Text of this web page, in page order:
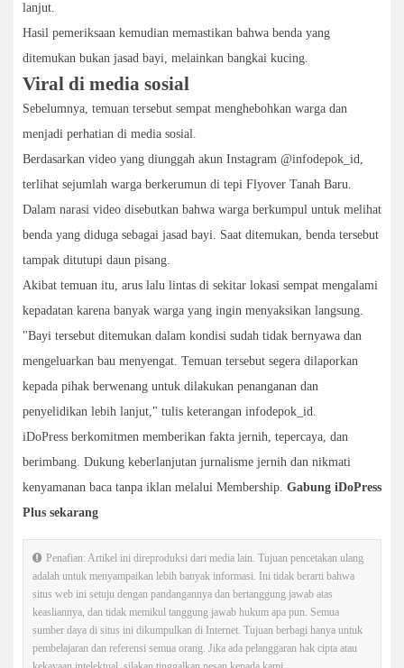
lanjut.
Hasil pemeriksaan kemudian memastikan bahwa benda yang
ditemukan bukan jasad bayi, melainkan bangkai kucing.
Viral di media sosial
Sebelumnya, temuan tersebut sempat menghebohkan warga dan
menjadi perhatian di media sosial.
Berdasarkan video yang diunggah akun Instagram @infodepok_id,
terlihat sejumlah warga berkerumun di tepi Flyover Tanah Baru.
Dalam narasi video disebutkan bahwa warga berkumpul untuk melihat
benda yang diduga sebagai jasad bayi. Saat ditemukan, benda tersebut
tampak ditutupi daun pisang.
Akibat temuan itu, arus lalu lintas di sekitar lokasi sempat mengalami
kepadatan karena banyak warga yang ingin menyaksikan langsung.
"Bayi tersebut ditemukan dalam kondisi sudah tidak bernyawa dan
mengeluarkan bau menyengat. Temuan tersebut segera dilaporkan
kepada pihak berwenang untuk dilakukan penanganan dan
penyelidikan lebih lanjut," tulis keterangan infodepok_id.
iDoPress berkomitmen memberikan fakta jernih, tepercaya, dan
berimbang. Dukung keberlanjutan jurnalisme jernih dan nikmati
kenyamanan baca tanpa iklan melalui Membership. Gabung iDoPress
Plus sekarang
Penafian: Artikel ini direproduksi dari media lain. Tujuan pencetakan ulang
adalah untuk menyampaikan lebih banyak informasi. Ini tidak berarti bahwa
situs web ini setuju dengan pandangannya dan bertanggung jawab atas
keasliannya, dan tidak memikul tanggung jawab hukum apa pun. Semua
sumber daya di situs ini dikumpulkan di Internet. Tujuan berbagi hanya untuk
pembelajaran dan referensi semua orang. Jika ada pelanggaran hak cipta atau